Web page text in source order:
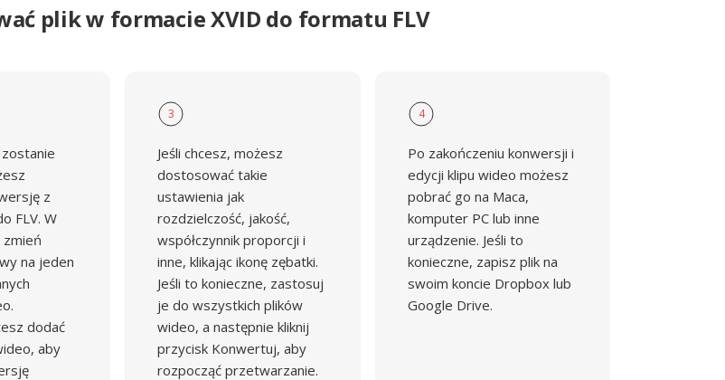
plik w formacie XVID do formatu FLV
z
FLV. W
na jeden
dodać
aby
3
Jeśli chcesz, możesz
dostosować takie
ustawienia jak
rozdzielczość, jakość,
współczynnik proporcji i
inne, klikając ikonę zębatki.
Jeśli to konieczne, zastosuj
je do wszystkich plików
wideo, a następnie kliknij
przycisk Konwertuj, aby
rozpocząć przetwarzanie.
4
Po zakończeniu konwersji i
edycji klipu wideo możesz
pobrać go na Maca,
komputer PC lub inne
urządzenie. Jeśli to
konieczne, zapisz plik na
swoim koncie Dropbox lub
Google Drive.